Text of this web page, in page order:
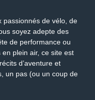
passionnés de vélo, de
soyez adepte des
de performance ou
plein air, ce site est
d’aventure et
un pas (ou un coup de